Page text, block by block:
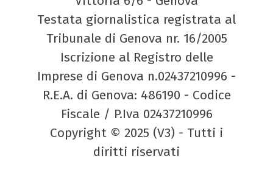
Testata giornalistica registrata al
Tribunale di Genova nr. 16/2005
Iscrizione al Registro delle
Imprese di Genova n.02437210996 -
R.E.A. di Genova: 486190 - Codice
Fiscale / P.Iva 02437210996
Copyright © 2025 (V3) - Tutti i
diritti riservati